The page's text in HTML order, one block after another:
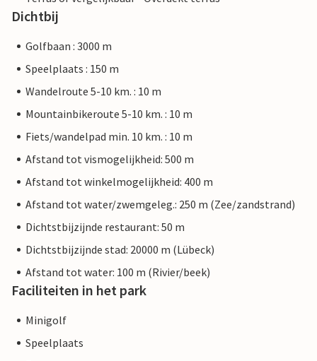
Dichtbij
Golfbaan : 3000 m
Speelplaats : 150 m
Wandelroute 5-10 km. : 10 m
Mountainbikeroute 5-10 km. : 10 m
Fiets/wandelpad min. 10 km. : 10 m
Afstand tot vismogelijkheid: 500 m
Afstand tot winkelmogelijkheid: 400 m
Afstand tot water/zwemgeleg.: 250 m (Zee/zandstrand)
Dichtstbijzijnde restaurant: 50 m
Dichtstbijzijnde stad: 20000 m (Lübeck)
Afstand tot water: 100 m (Rivier/beek)
Faciliteiten in het park
Minigolf
Speelplaats